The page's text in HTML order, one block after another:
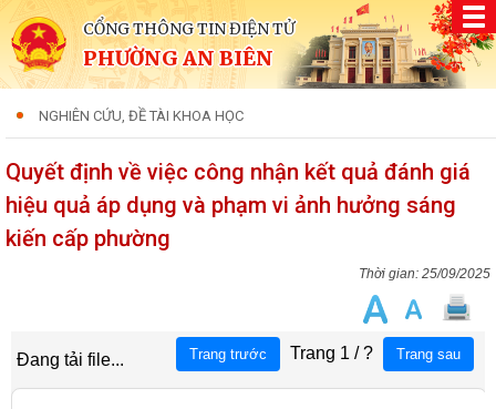
CỔNG THÔNG TIN ĐIỆN TỬ
PHƯỜNG AN BIÊN
NGHIÊN CỨU, ĐỀ TÀI KHOA HỌC
Quyết định về việc công nhận kết quả đánh giá
hiệu quả áp dụng và phạm vi ảnh hưởng sáng
kiến cấp phường
25/09/2025